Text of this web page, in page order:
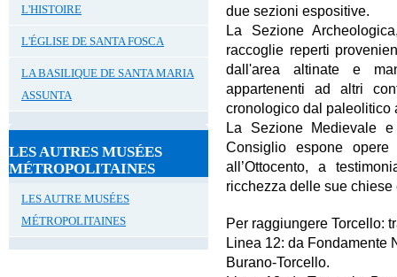
L'HISTOIRE
L'ÉGLISE DE SANTA FOSCA
LA BASILIQUE DE SANTA MARIA
ASSUNTA
LES AUTRES MUSÉES
MÉTROPOLITAINES
LES AUTRE MUSÉES
MÉTROPOLITAINES
due sezioni espositive.
La Sezione
raccoglie reperti
dall'area altinate e
appartenenti ad altri
cronologico dal paleolitico
La Sezione Medievale
Consiglio espone
all’Ottocento, a
ricchezza delle sue
Per raggiungere Torcello:
Linea 12: da Fondamente
Burano-Torcello.